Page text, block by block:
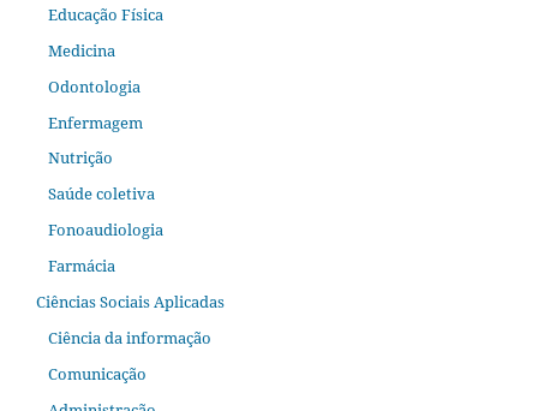
Educação Física
Medicina
Odontologia
Enfermagem
Nutrição
Saúde coletiva
Fonoaudiologia
Farmácia
Ciências Sociais Aplicadas
Ciência da informação
Comunicação